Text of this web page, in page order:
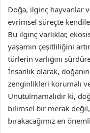
Doğa, ilginç hayvanlar
evrimsel süreçte
Bu ilginç varlıklar,
yaşamın çeşitliliğini
türlerin varlığını
İnsanlık olarak,
zenginlikleri korumalı
Unutulmamalıdır ki,
bilimsel bir merak
bırakacağımız en